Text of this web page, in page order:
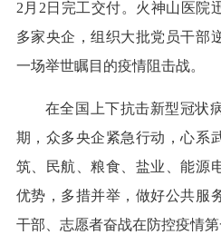
2月2日完工交付。火神山医院
多家央企，组织大批党员干部
一场举世瞩目的疫情阻击战。
在全国上下抗击新型冠状
期，众多央企紧急行动，心系
筑、民航、粮食、盐业、能源
优势，多措并举，做好公共服
干部、志愿者奋战在防控疫情第